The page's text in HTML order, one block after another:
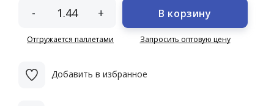
- +
Отгружается паллетами
В корзину
Запросить оптовую цену
Добавить в избранное